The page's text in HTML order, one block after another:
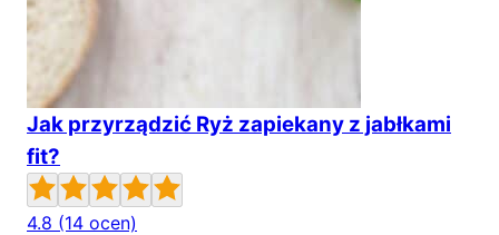
Jak przyrządzić Ryż zapiekany z jabłkami
fit?
4.8 (14 ocen)